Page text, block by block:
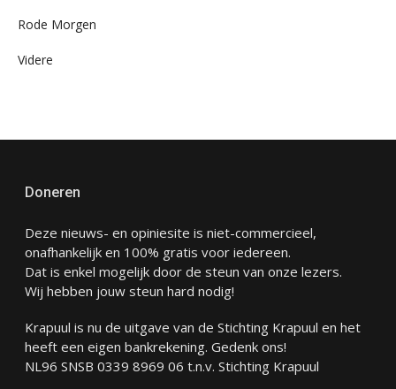
Rode Morgen
Videre
Doneren
Deze nieuws- en opiniesite is niet-commercieel,
onafhankelijk en 100% gratis voor iedereen.
Dat is enkel mogelijk door de steun van onze lezers.
Wij hebben jouw steun hard nodig!
Krapuul is nu de uitgave van de Stichting Krapuul en het
heeft een eigen bankrekening. Gedenk ons!
NL96 SNSB 0339 8969 06 t.n.v. Stichting Krapuul